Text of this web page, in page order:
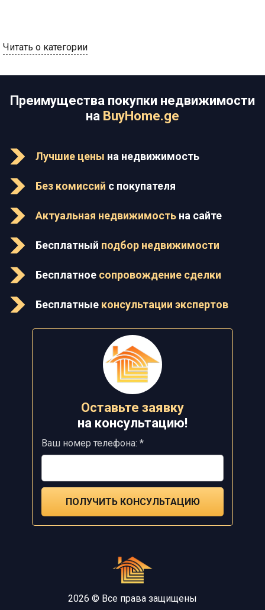
Читать о категории
Преимущества покупки недвижимости
на BuyHome.ge
Лучшие цены на недвижимость
Без комиссий с покупателя
Актуальная недвижимость на сайте
Бесплатный подбор недвижимости
Бесплатное сопровождение сделки
Бесплатные консультации экспертов
Оставьте заявку
на консультацию!
Ваш номер телефона: *
ПОЛУЧИТЬ КОНСУЛЬТАЦИЮ
2026 © Все права защищены